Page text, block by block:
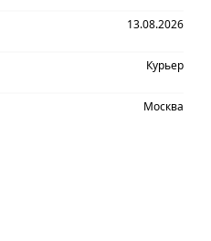
13.08.2026
Курьер
Москва